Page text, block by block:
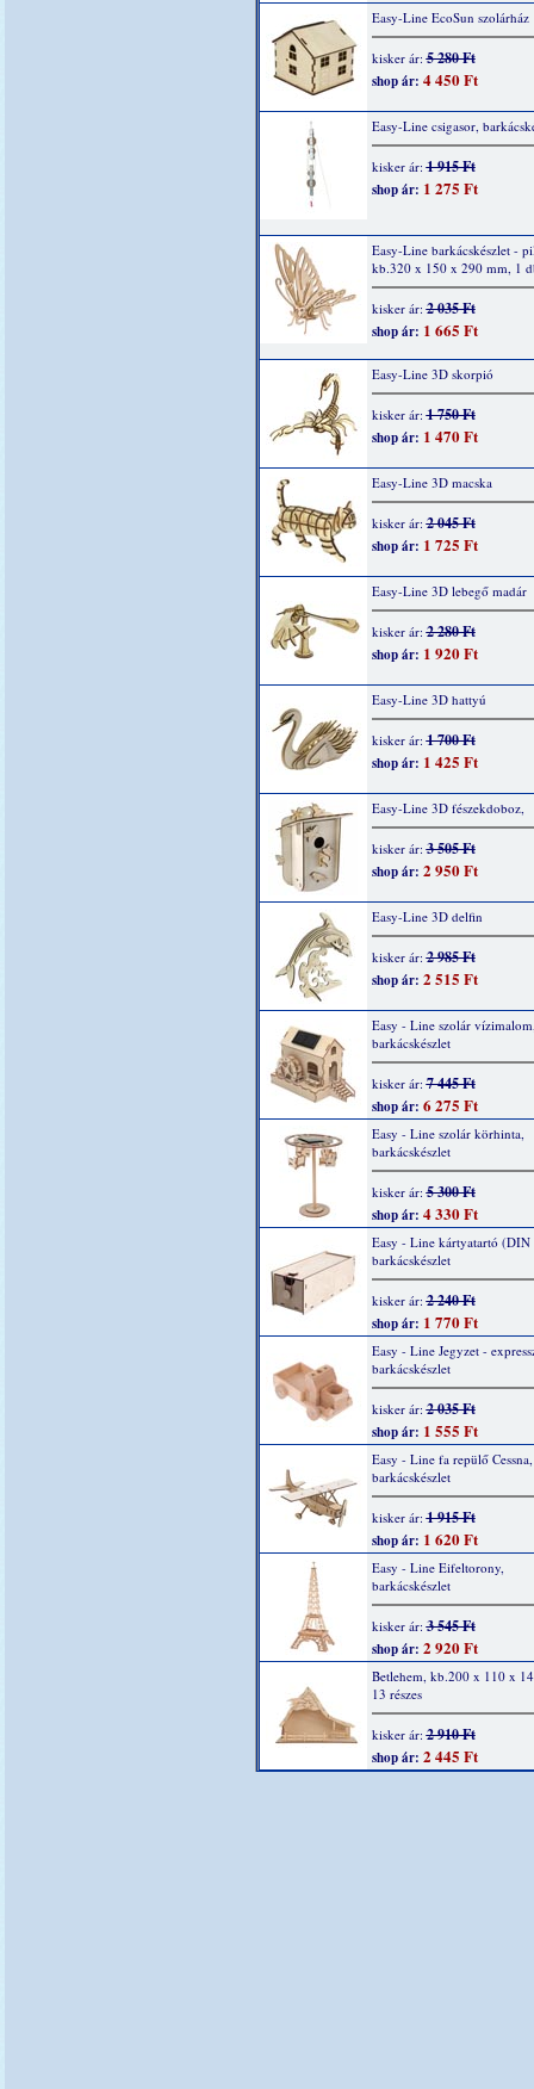
Easy-Line EcoSun szolárház
kisker ár:5 280 Ft
shop ár: 4 450 Ft
Easy-Line csigasor,
kisker ár:1 915 Ft
shop ár: 1 275 Ft
Easy-Line barkácskészlet -
kb.320 x 150 x 290 mm, 1
kisker ár:2 035 Ft
shop ár: 1 665 Ft
Easy-Line 3D skorpió
kisker ár:1 750 Ft
shop ár: 1 470 Ft
Easy-Line 3D macska
kisker ár:2 045 Ft
shop ár: 1 725 Ft
Easy-Line 3D lebegő madár
kisker ár:2 280 Ft
shop ár: 1 920 Ft
Easy-Line 3D hattyú
kisker ár:1 700 Ft
shop ár: 1 425 Ft
Easy-Line 3D fészekdoboz,
kisker ár:3 505 Ft
shop ár: 2 950 Ft
Easy-Line 3D delfin
kisker ár:2 985 Ft
shop ár: 2 515 Ft
Easy - Line szolár
barkácskészlet
kisker ár:7 445 Ft
shop ár: 6 275 Ft
Easy - Line szolár körhinta,
barkácskészlet
kisker ár:5 300 Ft
shop ár: 4 330 Ft
Easy - Line kártyatartó
barkácskészlet
kisker ár:2 240 Ft
shop ár: 1 770 Ft
Easy - Line Jegyzet -
barkácskészlet
kisker ár:2 035 Ft
shop ár: 1 555 Ft
Easy - Line fa repülő Cessna,
barkácskészlet
kisker ár:1 915 Ft
shop ár: 1 620 Ft
Easy - Line Eifeltorony,
barkácskészlet
kisker ár:3 545 Ft
shop ár: 2 920 Ft
Betlehem, kb.200 x 110 x
13 részes
kisker ár:2 910 Ft
shop ár: 2 445 Ft